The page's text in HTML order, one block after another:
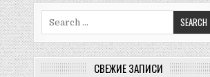
СВЕЖИЕ ЗАПИСИ